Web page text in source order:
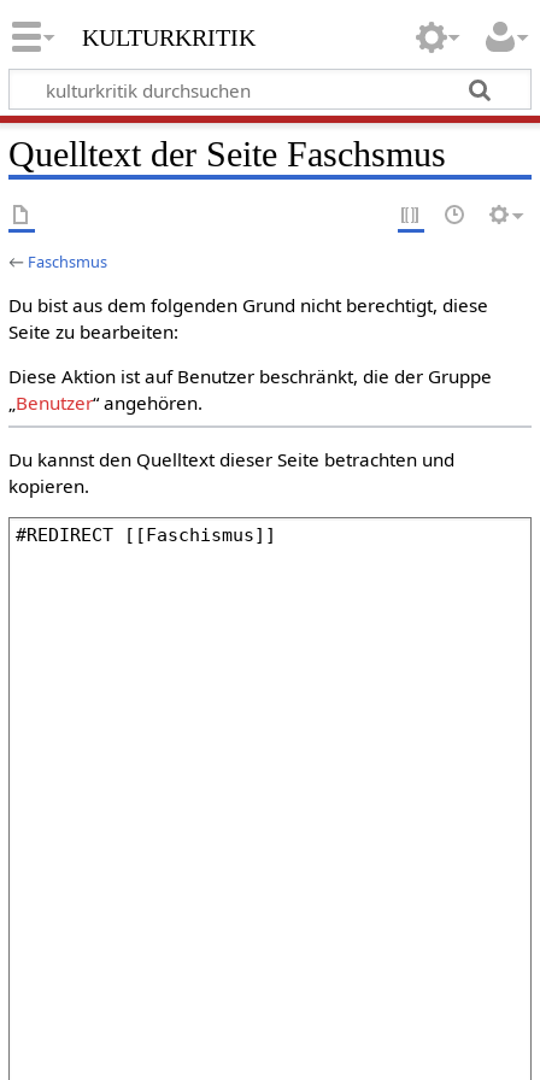
kulturkritik
Quelltext der Seite Faschsmus
← Faschsmus
Du bist aus dem folgenden Grund nicht berechtigt, diese
Seite zu bearbeiten:
Diese Aktion ist auf Benutzer beschränkt, die der Gruppe
„Benutzer“ angehören.
Du kannst den Quelltext dieser Seite betrachten und
kopieren.